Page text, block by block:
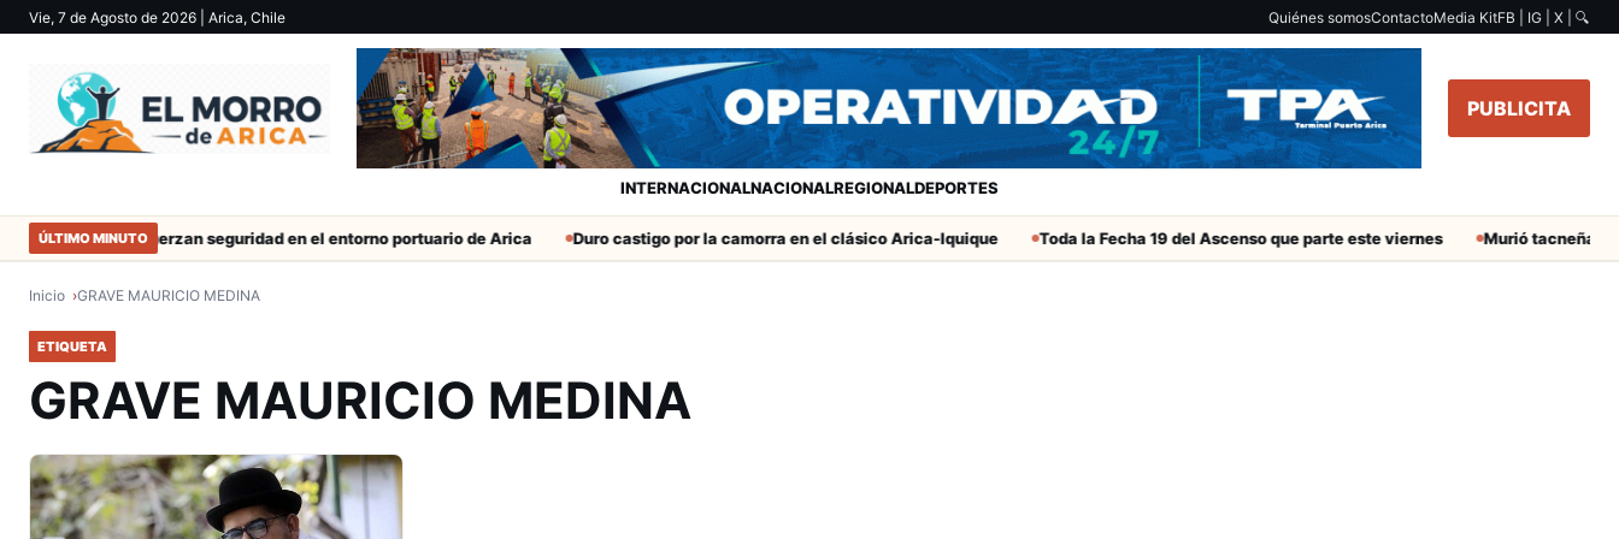
Vie, 7 de Agosto de 2026 | Arica, Chile Quiénes somosContactoMedia KitFB | IG | X | 🔍
PUBLICITA
INTERNACIONALNACIONALREGIONALDEPORTES
ÚLTIMO MINUTO
trabajo Refuerzan seguridad en el entorno portuario de Arica Duro castigo por la camorra en el clásico Arica-Iquique Toda la Fecha 19 del Ascenso que parte este viernes Murió tacneña
Inicio GRAVE MAURICIO MEDINA
ETIQUETA
GRAVE MAURICIO MEDINA